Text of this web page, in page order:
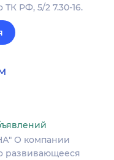
РФ, 5/2 7.30-16.
О компании
развивающееся